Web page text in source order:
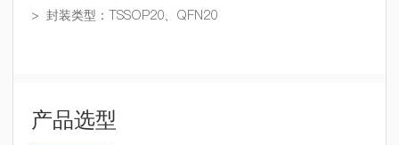
> 封装类型：TSSOP20、QFN20
产品选型